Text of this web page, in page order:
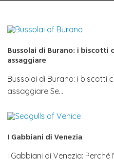
Bussolai di Burano: i biscotti
assaggiare
Bussolai di Burano: i biscotti
assaggiare Se…
I Gabbiani di Venezia
I Gabbiani di Venezia: Perché